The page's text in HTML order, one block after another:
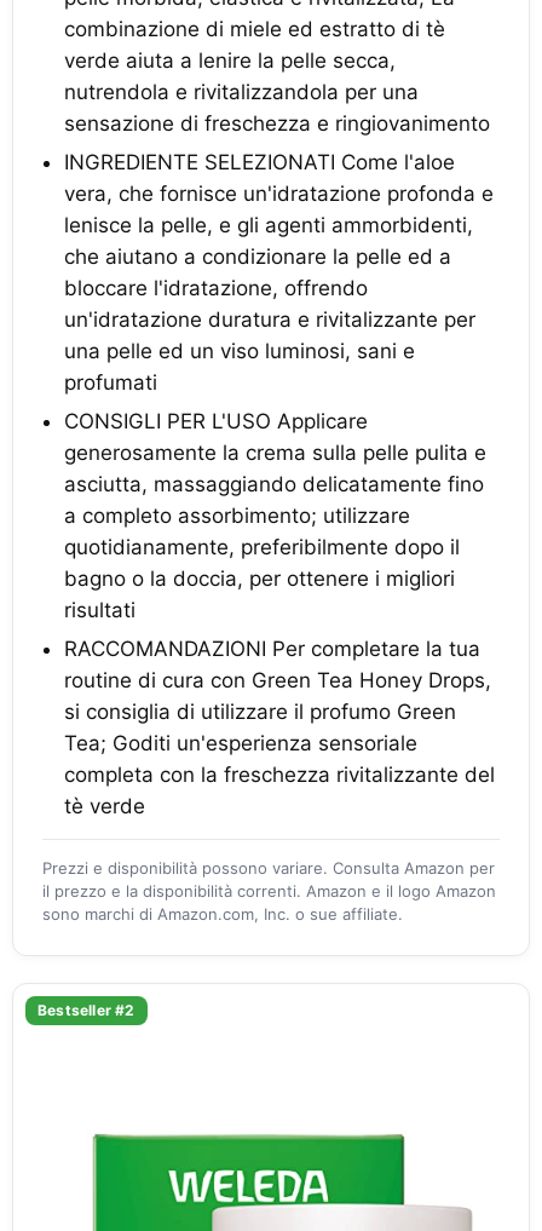
combinazione di miele ed estratto di tè
verde aiuta a lenire la pelle secca,
nutrendola e rivitalizzandola per una
sensazione di freschezza e ringiovanimento
INGREDIENTE SELEZIONATI Come l'aloe
vera, che fornisce un'idratazione profonda e
lenisce la pelle, e gli agenti ammorbidenti,
che aiutano a condizionare la pelle ed a
bloccare l'idratazione, offrendo
un'idratazione duratura e rivitalizzante per
una pelle ed un viso luminosi, sani e
profumati
CONSIGLI PER L'USO Applicare
generosamente la crema sulla pelle pulita e
asciutta, massaggiando delicatamente fino
a completo assorbimento; utilizzare
quotidianamente, preferibilmente dopo il
bagno o la doccia, per ottenere i migliori
risultati
RACCOMANDAZIONI Per completare la tua
routine di cura con Green Tea Honey Drops,
si consiglia di utilizzare il profumo Green
Tea; Goditi un'esperienza sensoriale
completa con la freschezza rivitalizzante del
tè verde
Prezzi e disponibilità possono variare. Consulta Amazon per
il prezzo e la disponibilità correnti. Amazon e il logo Amazon
sono marchi di Amazon.com, Inc. o sue affiliate.
Bestseller #2